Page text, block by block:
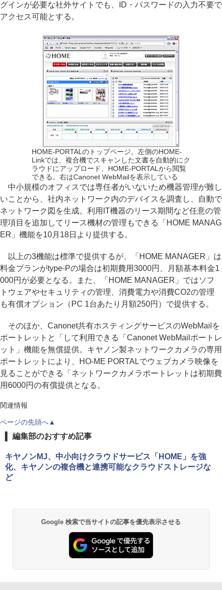
グインが必要な社外サイトでも、ID・パスワードの入力不要で
アクセス可能とする。
HOME-PORTALのトップページ。左側のHOME-
Linkでは、複合機でスキャンした文書を自動的にク
ラウドにアップロード、HOME-PORTALから閲覧
できる。右はCanonet WebMailを表示している
中小規模のオフィスでは専任者がいないため機器管理が難し
いことから、社内ネットワーク内のデバイスを調査し、自動で
ネットワーク図を生成。利用IT機器のリース期間など任意の管
理項目を追加してリース機材の管理もできる「HOME MANAG
ER」機能を10月18日より提供する。
以上の3機能は標準で提供するが、「HOME MANAGER」は
料金プランがtype-Pの場合は初期費用3000円、月額基本料金1
000円が必要となる。また、「HOME MANAGER」ではソフ
トウェアやセキュリティの管理、消費電力や消費CO2の管理
も有償オプション（PC 1台あたり月額250円）で提供する。
そのほか、Canonet共有ホスティングサービスのWebMailを
ポートレットと「して利用できる「Canonet WebMailポートレ
ット」機能を無償提供。キヤノン製ネットワークカメラの専用
ポートレットにより、HO-ME PORTALでウェブカメラ映像を
見ることができる「ネットワークカメラポートレットは初期費
用6000円の有償提供となる。
関連情報
ページの先頭へ▲
編集部のおすすめ記事
キヤノンMJ、中小向けクラウドサービス「HOME」を強
化、キヤノンの複合機と連携可能なクラウドストレージな
ど
Google 検索で当サイトの記事を優先表示させる